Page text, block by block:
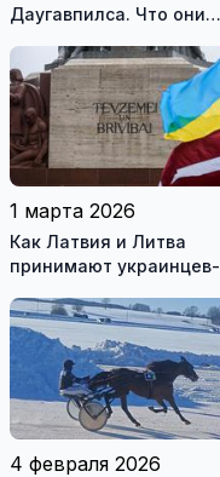
Даугавпилса. Что они
(видео)
1 марта 2026
Как Латвия и Литва
принимают украинцев-
и факты
4 февраля 2026